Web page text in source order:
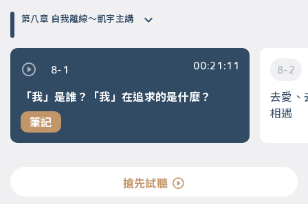
第八章 自我離線～凱宇主講
8-1
「我」是誰？「我」在追求的是什麼？
筆記
00:21:11 8-2
去愛、
相遇
搶先試聽